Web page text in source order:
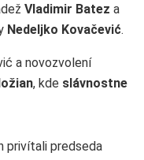
Vladimir Batez a
Nedeljko Kovačević.
a novozvolení
, kde slávnostne
privítali predseda